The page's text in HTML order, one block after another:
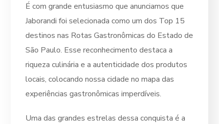
É com grande entusiasmo que anunciamos que
Jaborandi foi selecionada como um dos Top 15
destinos nas Rotas Gastronômicas do Estado de
São Paulo. Esse reconhecimento destaca a
riqueza culinária e a autenticidade dos produtos
locais, colocando nossa cidade no mapa das
experiências gastronômicas imperdíveis.
Uma das grandes estrelas dessa conquista é a